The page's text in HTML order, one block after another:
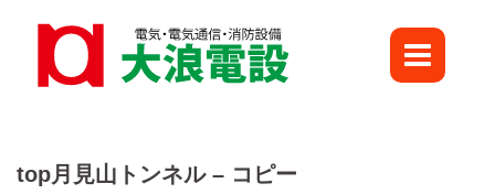
content
top月見山トンネル – コピー